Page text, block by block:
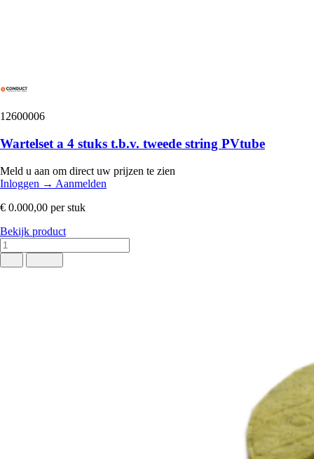
12600006
Wartelset a 4 stuks t.b.v. tweede string PVtube
Meld u aan om direct uw prijzen te zien
Inloggen → Aanmelden
€ 0.000,00 per stuk
Bekijk product